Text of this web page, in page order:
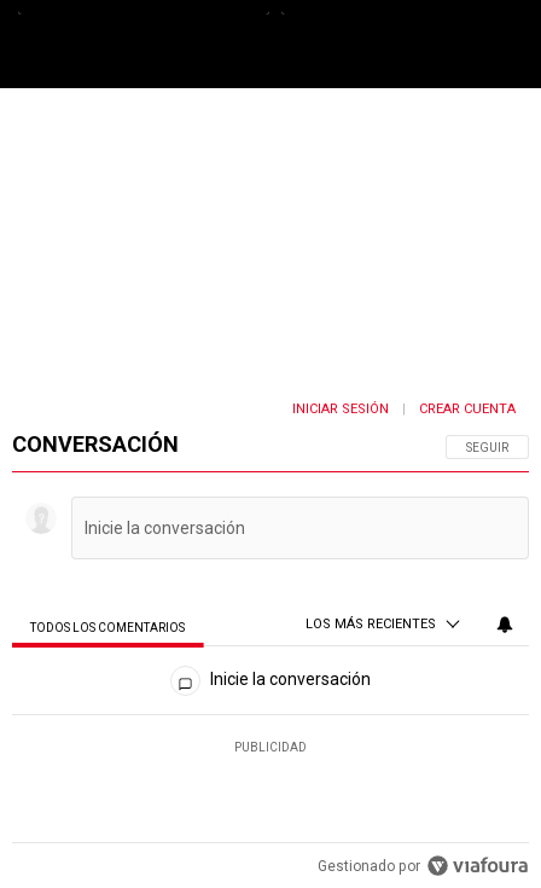
CONVERSACIÓN SIGA ESTA
SEGUIR
INICIAR SESIÓN CREAR CUENTA
TODOS LOS COMENTARIOS LOS MÁS RECIENTES
Todos los comentarios
Inicie la conversación
PUBLICIDAD
Gestionado por